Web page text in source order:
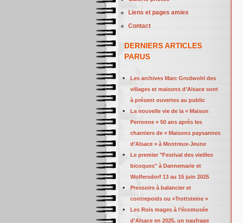
Liens et pages amies
Contact
DERNIERS ARTICLES
PARUS
Les archives Marc Grodwohl des
villages et maisons d’Alsace sont
à présent ouvertes au public
La nouvelle vie de la « Maison
Perronne » 50 ans après les
chantiers de « Maisons paysannes
d’Alsace » à Montreux-Jeune
Le premier "Festival des vieilles
bicoques" à Dannemarie et
Wolfersdorf 13 au 15 juin 2025
Pressoirs à balancier et
contrepoids ou «Trottsteine »
Les Rois mages à l’écomusée
d’Alsace en 2025, un naufrage